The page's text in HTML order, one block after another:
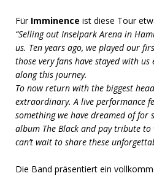
Für Imminence ist diese Tour
“Selling out Inselpark Arena in
us. Ten years ago, we played our
those very fans have stayed with
along this journey.
To now return with the biggest
extraordinary. A live performance
something we have dreamed of for
album The Black and pay tribute
can’t wait to share these
Die Band präsentiert ein